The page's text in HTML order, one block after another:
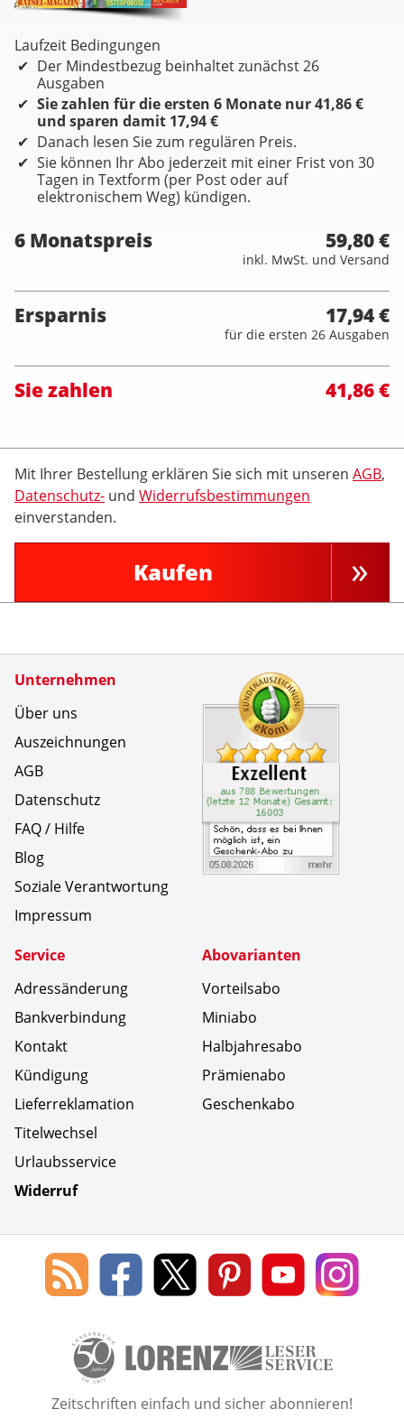
Laufzeit Bedingungen
Der Mindestbezug beinhaltet zunächst 26
Ausgaben
Sie zahlen für die ersten 6 Monate nur 41,86 €
und sparen damit 17,94 €
Danach lesen Sie zum regulären Preis.
Sie können Ihr Abo jederzeit mit einer Frist von 30
Tagen in Textform (per Post oder auf
elektronischem Weg) kündigen.
6 Monatspreis 59,80 €
inkl. MwSt. und Versand
Ersparnis 17,94 €
für die ersten 26 Ausgaben
Sie zahlen 41,86 €
Mit Ihrer Bestellung erklären Sie sich mit unseren AGB,
Datenschutz- und Widerrufsbestimmungen
einverstanden.
Kaufen
Unternehmen
Über uns
Auszeichnungen
AGB
Datenschutz
FAQ / Hilfe
Blog
Soziale Verantwortung
Impressum
Service
Adressänderung
Bankverbindung
Kontakt
Kündigung
Lieferreklamation
Titelwechsel
Urlaubsservice
Widerruf
Abovarianten
Vorteilsabo
Miniabo
Halbjahresabo
Prämienabo
Geschenkabo
Zertifikate
Social Media
Blog
des
Leserservice
Lorenz
Leserservice
Lorenz
Leserservice
Lorenz
Leserservice
Lorenz
Leserservice
Lorenz
50 Lesefreude im Abo Jahre
Zeitschriften einfach und sicher abonnieren!